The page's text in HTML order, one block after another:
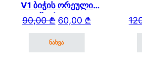
V1 ბიჭის ორეული
შორტით
90,00₾ Original price was: 90,00
60,00 ₾
Current price is: 60,00 ₾.
ნახვა